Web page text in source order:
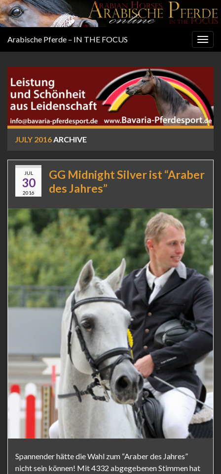
Arabische Pferde – IN THE FOCUS
JULY 2016 ARCHIVE
JUL
30
2016
GG Midnight Silver ist “Araber
des Jahres”
Spannender hätte die Wahl zum “Araber des Jahres”
nicht sein können! Mit 4332 abgegebenen Stimmen hat